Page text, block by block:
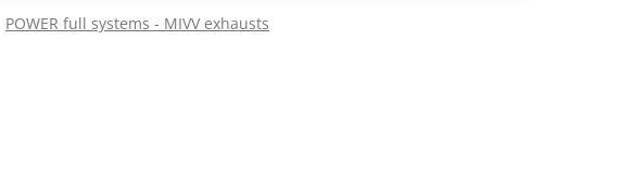
POWER full systems - MIVV exhausts